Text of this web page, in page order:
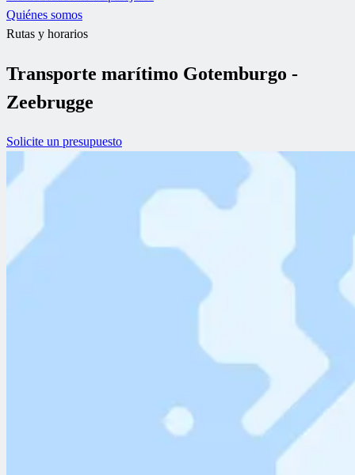
Quiénes somos
Rutas y horarios
Transporte marítimo Gotemburgo -
Zeebrugge
Solicite un presupuesto